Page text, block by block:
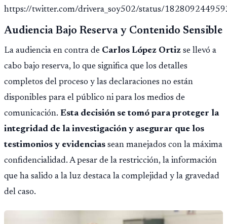
https://twitter.com/drivera_soy502/status/
Audiencia Bajo Reserva y Contenido Sensible
La audiencia en contra de Carlos López Ortiz se llevó a
cabo bajo reserva, lo que significa que los detalles
completos del proceso y las declaraciones no están
disponibles para el público ni para los medios de
comunicación. Esta decisión se tomó para proteger la
integridad de la investigación y asegurar que los
testimonios y evidencias sean manejados con la máxima
confidencialidad. A pesar de la restricción, la información
que ha salido a la luz destaca la complejidad y la gravedad
del caso.